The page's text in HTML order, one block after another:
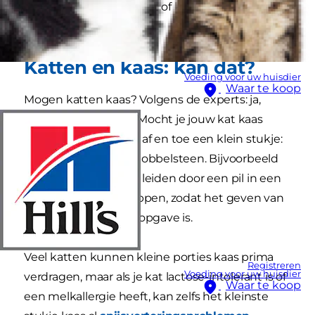
Voeding voor uw huisdier
Waar te koop
Registreren
Voeding voor uw huisdier
Waar te koop
Hieronder leggen we uit of katten en kaas een
goede combinatie is.
Katten en kaas: kan dat?
Mogen katten kaas? Volgens de experts: ja,
maar wel met mate. Mocht je jouw kat kaas
geven, geef dan heel af en toe een klein stukje:
ter grootte van een dobbelsteen. Bijvoorbeeld
om je kat om de tuin leiden door een pil in een
blokje kaas te verstoppen, zodat het geven van
medicijnen niet zo'n opgave is.
Veel katten kunnen kleine porties kaas prima
verdragen, maar als je kat lactose-intolerant is of
een melkallergie heeft, kan zelfs het kleinste